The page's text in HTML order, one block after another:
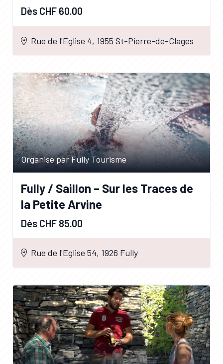
Dès CHF 60.00
Rue de l'Eglise 4, 1955 St-Pierre-de-Clages
Organisé par Fully Tourisme
Fully / Saillon – Sur les Traces de
la Petite Arvine
Dès CHF 85.00
Rue de l'Eglise 54, 1926 Fully